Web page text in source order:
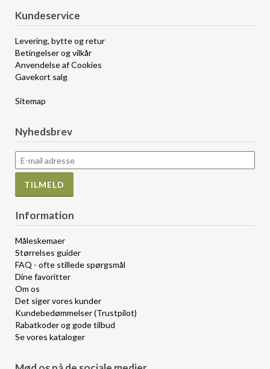
Kundeservice
Levering, bytte og retur
Betingelser og vilkår
Anvendelse af Cookies
Gavekort salg
Sitemap
Nyhedsbrev
Information
Måleskemaer
Størrelses guider
FAQ - ofte stillede spørgsmål
Dine favoritter
Om os
Det siger vores kunder
Kundebedømmelser (Trustpilot)
Rabatkoder og gode tilbud
Se vores kataloger